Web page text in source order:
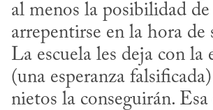
al menos la posibilidad de
arrepentirse en la hora de
La escuela les deja con la
(una esperanza
nietos la conseguirán. Esa